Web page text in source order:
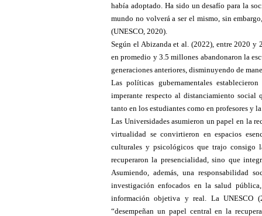
había adoptado. Ha sido un desafío para la
mundo no volverá a ser el mismo, sin
(UNESCO, 2020).
Según el Abizanda et al. (2022), entre 2020 y
en promedio y 3.5 millones abandonaron la
generaciones anteriores, disminuyendo de
Las políticas gubernamentales
imperante respecto al distanciamiento social
tanto en los estudiantes como en profesores y
Las Universidades asumieron un papel en la
virtualidad se convirtieron en espacios
culturales y psicológicos que trajo consigo
recuperaron la presencialidad, sino que
Asumiendo, además, una responsabilidad
investigación enfocados en la salud
información objetiva y real. La UNESCO
“desempeñan un papel central en la